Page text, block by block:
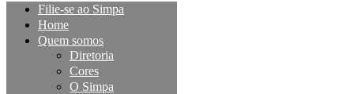
Filie-se ao Simpa
Home
Quem somos
Diretoria
Cores
O Simpa